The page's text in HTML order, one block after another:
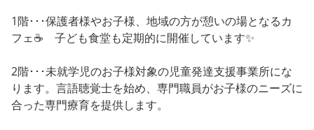
1階･･･保護者様やお子様、地域の方が憩いの場となるカ
フェ☕️ 子ども食堂も定期的に開催しています✨
2階･･･未就学児のお子様対象の児童発達支援事業所にな
ります。言語聴覚士を始め、専門職員がお子様のニーズに
合った専門療育を提供します。